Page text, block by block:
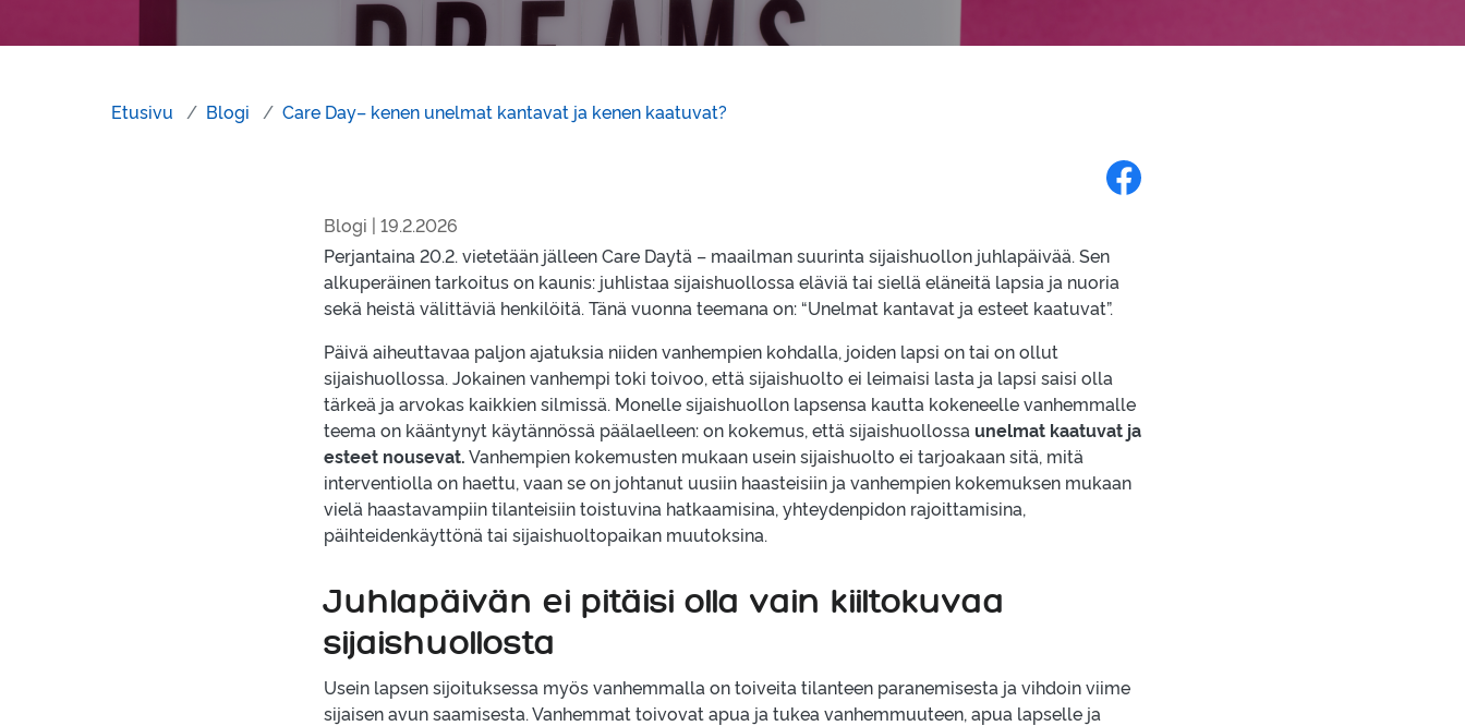
Etusivu Blogi Care Day– kenen unelmat kantavat ja kenen kaatuvat?
Blogi | 19.2.2026
Perjantaina 20.2. vietetään jälleen Care Daytä – maailman suurinta sijaishuollon juhlapäivää. Sen
alkuperäinen tarkoitus on kaunis: juhlistaa sijaishuollossa eläviä tai siellä eläneitä lapsia ja nuoria
sekä heistä välittäviä henkilöitä. Tänä vuonna teemana on: “Unelmat kantavat ja esteet kaatuvat”.
Päivä aiheuttavaa paljon ajatuksia niiden vanhempien kohdalla, joiden lapsi on tai on ollut
sijaishuollossa. Jokainen vanhempi toki toivoo, että sijaishuolto ei leimaisi lasta ja lapsi saisi olla
tärkeä ja arvokas kaikkien silmissä. Monelle sijaishuollon lapsensa kautta kokeneelle vanhemmalle
teema on kääntynyt käytännössä päälaelleen: on kokemus, että sijaishuollossa unelmat kaatuvat ja
esteet nousevat.Vanhempien kokemusten mukaan usein sijaishuolto ei tarjoakaan sitä, mitä
interventiolla on haettu, vaan se on johtanut uusiin haasteisiin ja vanhempien kokemuksen mukaan
vielä haastavampiin tilanteisiin toistuvina hatkaamisina, yhteydenpidon rajoittamisina,
päihteidenkäyttönä tai sijaishuoltopaikan muutoksina.
Juhlapäivän ei pitäisi olla vain kiiltokuvaa
sijaishuollosta
Usein lapsen sijoituksessa myös vanhemmalla on toiveita tilanteen paranemisesta ja vihdoin viime
sijaisen avun saamisesta. Vanhemmat toivovat apua ja tukea vanhemmuuteen, apua lapselle ja